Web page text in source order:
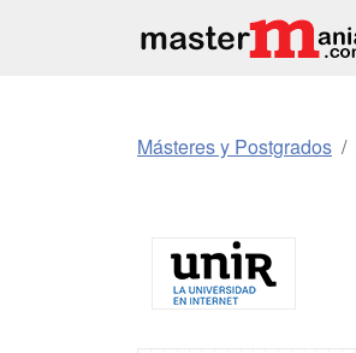
Másteres y Postgrados